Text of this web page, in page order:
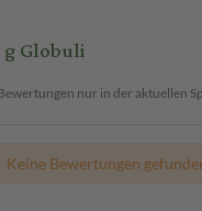
Globuli
nur in der aktuellen
Keine Bewertungen